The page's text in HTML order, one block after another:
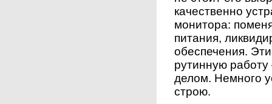
качественно
монитора:
питания,
обеспечения.
рутинную
делом. Немного
строю.